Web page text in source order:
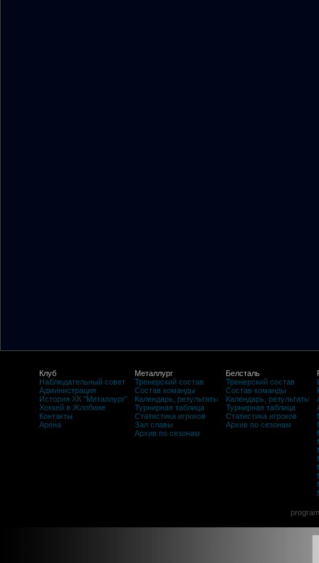
Клуб
Наблюдательный совет
Администрация
История ХК "Металлург"
Хоккей в Жлобине
Контакты
Арена
Металлург
Тренерский состав
Состав команды
Календарь, результаты
Турнирная таблица
Статистика игроков
Зал славы
Архив по сезонам
Белсталь
Тренерский состав
Состав команды
Календарь, результаты
Турнирная таблица
Статистика игроков
Архив по сезонам